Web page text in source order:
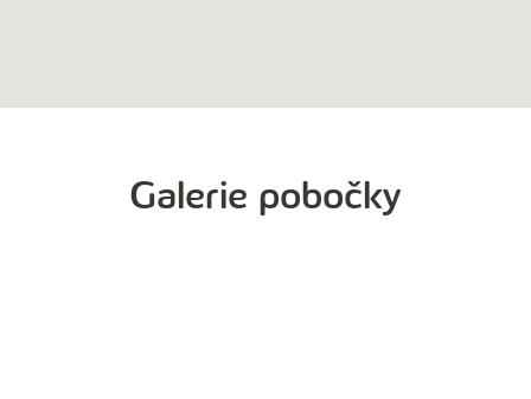
Galerie pobočky